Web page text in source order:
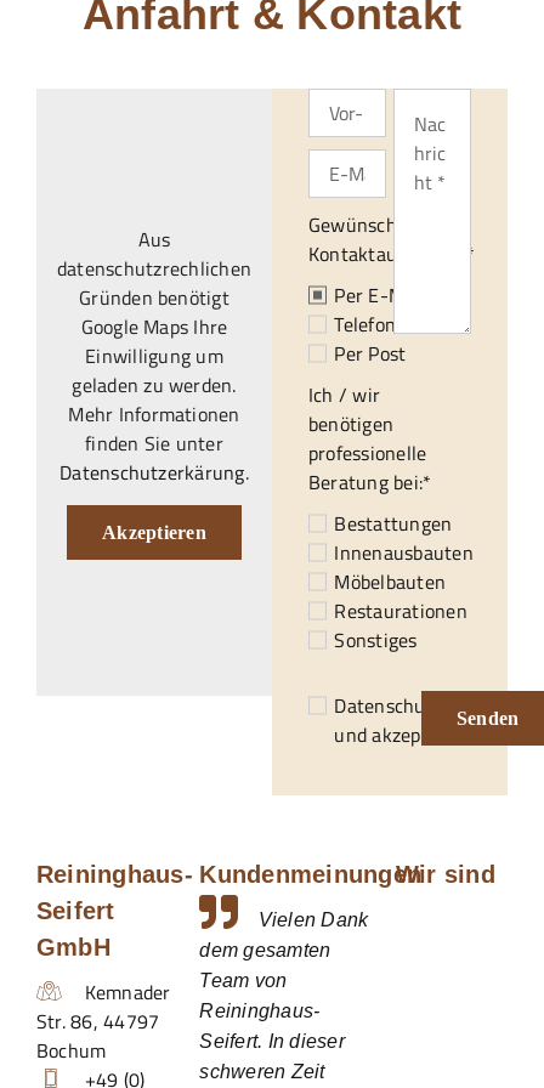
Anfahrt & Kontakt
Aus
datenschutzrechlichen
Gründen benötigt
Google Maps Ihre
Einwilligung um
geladen zu werden.
Mehr Informationen
finden Sie unter
Datenschutzerkärung.
Akzeptieren
Gewünschte
Kontaktaufnahme:*
Per E-Mail
Telefonisch
Per Post
Ich / wir
benötigen
professionelle
Beratung bei:*
Bestattungen
Innenausbauten
Möbelbauten
Restaurationen
Sonstiges
Datenschutzerklärung
und akzeptiert.*
Senden
Reininghaus-
Seifert
GmbH
Kemnader
Str. 86,44797
Bochum
+49 (0)
Kundenmeinungen
Vielen Dank
dem gesamten
Team von
Reininghaus-
Seifert. In dieser
schweren Zeit
Wir sind